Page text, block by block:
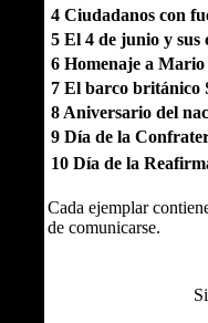
4 Ciudadanos con
5 El 4 de junio y sus
6 Homenaje a
7 El barco británico
8 Aniversario del
9 Día de la
10 Día de la
Cada ejemplar
de comunicarse.